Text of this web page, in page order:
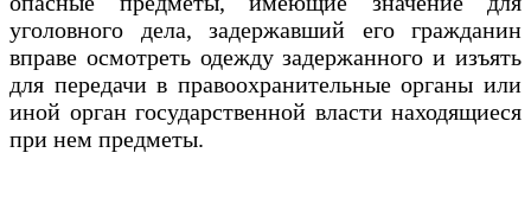
уголовного дела, задержавший его гражданин
вправе осмотреть одежду задержанного и изъять
для передачи в правоохранительные органы или
иной орган государственной власти находящиеся
при нем предметы.